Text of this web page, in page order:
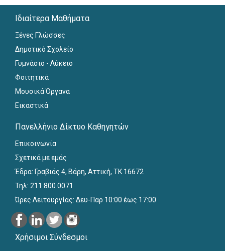
Ιδιαίτερα Μαθήματα
Ξένες Γλώσσες
Δημοτικό Σχολείο
Γυμνάσιο - Λύκειο
Φοιτητικά
Μουσικά Όργανα
Εικαστικά
Πανελλήνιο Δίκτυο Καθηγητών
Επικοινωνία
Σχετικά με εμάς
Έδρα: Γραβιάς 4, Βάρη, Αττική, ΤΚ 16672
Τηλ: 211 800 0071
Ώρες Λειτουργίας: Δευ-Παρ 10:00 έως 17:00
Χρήσιμοι Σύνδεσμοι